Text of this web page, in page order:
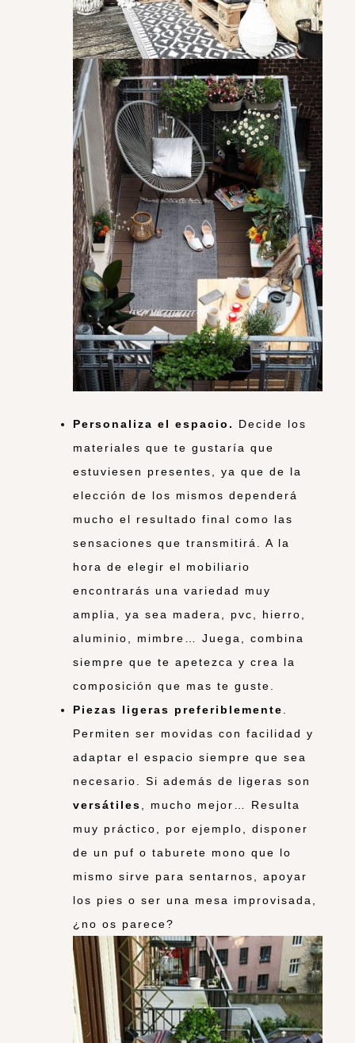
Personaliza el espacio.
Decide los
materiales que te gustaría que
estuviesen presentes, ya que de la
elección de los mismos dependerá
mucho el resultado final como las
sensaciones que transmitirá. A la
hora de elegir el mobiliario
encontrarás una variedad muy
amplia, ya sea madera, pvc, hierro,
aluminio, mimbre… Juega, combina
siempre que te apetezca y crea la
composición que mas te guste.
Piezas ligeras preferiblemente
Permiten ser movidas con facilidad y
adaptar el espacio siempre que sea
necesario. Si además de ligeras son
versátiles
, mucho mejor… Resulta
muy práctico, por ejemplo, disponer
de un puf o taburete mono que lo
mismo sirve para sentarnos, apoyar
los pies o ser una mesa improvisada,
¿no os parece?